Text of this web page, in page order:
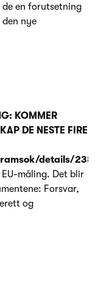
de en forutsetning
nye
KOMMER
DE NESTE FIRE
details/
måling. Det blir
Forsvar,
og